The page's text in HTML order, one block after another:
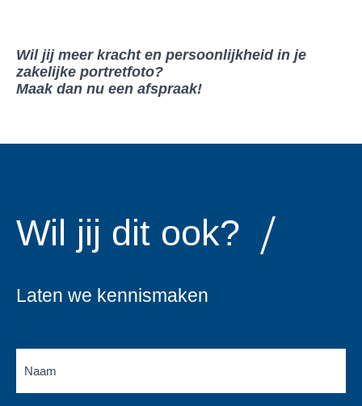
Wil jij meer kracht en persoonlijkheid in je
zakelijke portretfoto?
Maak dan nu een afspraak!
Wil jij dit ook?
Laten we kennismaken